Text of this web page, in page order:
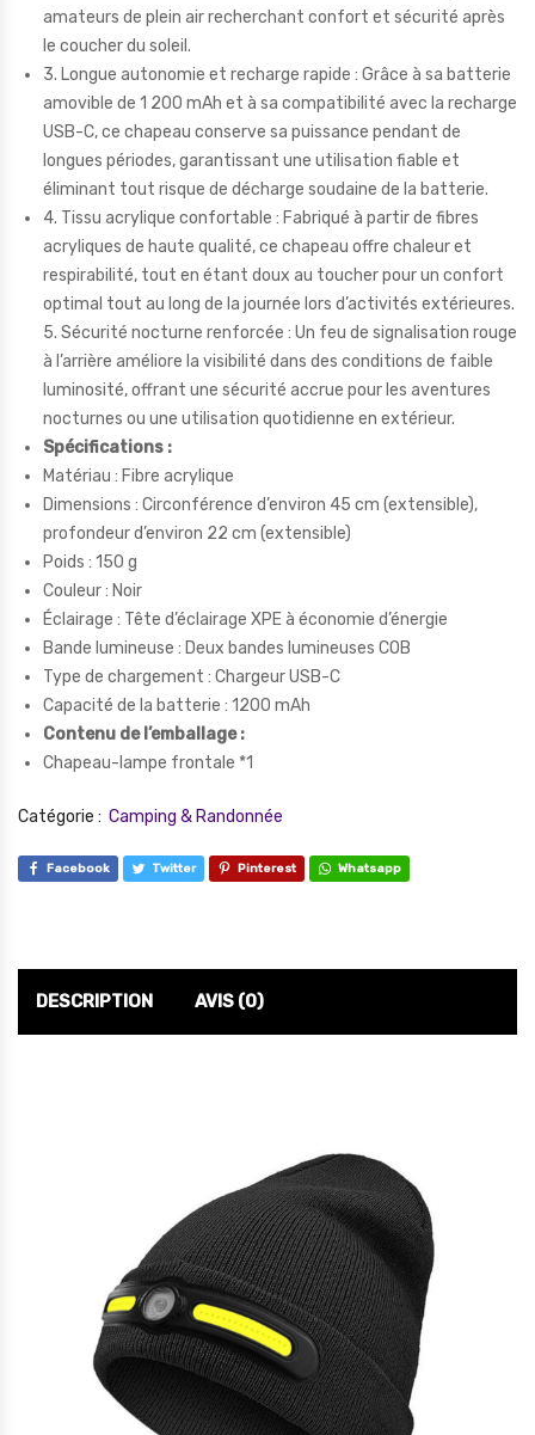
amateurs de plein air recherchant confort et sécurité après
le coucher du soleil.
3. Longue autonomie et recharge rapide : Grâce à sa batterie
amovible de 1 200 mAh et à sa compatibilité avec la recharge
USB-C, ce chapeau conserve sa puissance pendant de
longues périodes, garantissant une utilisation fiable et
éliminant tout risque de décharge soudaine de la batterie.
4. Tissu acrylique confortable : Fabriqué à partir de fibres
acryliques de haute qualité, ce chapeau offre chaleur et
respirabilité, tout en étant doux au toucher pour un confort
optimal tout au long de la journée lors d’activités extérieures.
5. Sécurité nocturne renforcée : Un feu de signalisation rouge
à l’arrière améliore la visibilité dans des conditions de faible
luminosité, offrant une sécurité accrue pour les aventures
nocturnes ou une utilisation quotidienne en extérieur.
Spécifications :
Matériau : Fibre acrylique
Dimensions : Circonférence d’environ 45 cm (extensible),
profondeur d’environ 22 cm (extensible)
Poids : 150 g
Couleur : Noir
Éclairage : Tête d’éclairage XPE à économie d’énergie
Bande lumineuse : Deux bandes lumineuses COB
Type de chargement : Chargeur USB-C
Capacité de la batterie : 1200 mAh
Contenu de l’emballage :
Chapeau-lampe frontale *1
Catégorie : Camping & Randonnée
Facebook Twitter Pinterest Whatsapp
DESCRIPTION AVIS (0)